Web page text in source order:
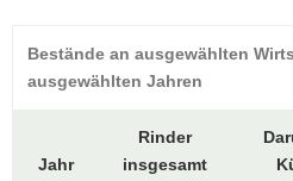
Bestände an ausgewählten
ausgewählten Jahren
Jahr
Rinder
insgesamt